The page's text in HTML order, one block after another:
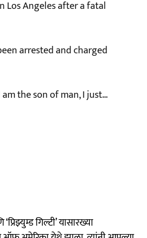
Los Angeles after a fatal
arrested and charged
the son of man, I just…
गिल्टी’ यासारख्या